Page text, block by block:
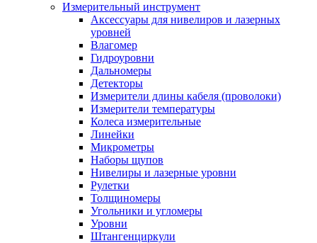
Измерительный инструмент
Аксессуары для нивелиров и лазерных
уровней
Влагомер
Гидроуровни
Дальномеры
Детекторы
Измерители длины кабеля (проволоки)
Измерители температуры
Колеса измерительные
Линейки
Микрометры
Наборы щупов
Нивелиры и лазерные уровни
Рулетки
Толщиномеры
Угольники и угломеры
Уровни
Штангенциркули